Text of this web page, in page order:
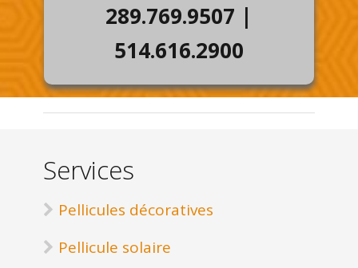
289.769.9507 |
514.616.2900
Services
Pellicules décoratives
Pellicule solaire